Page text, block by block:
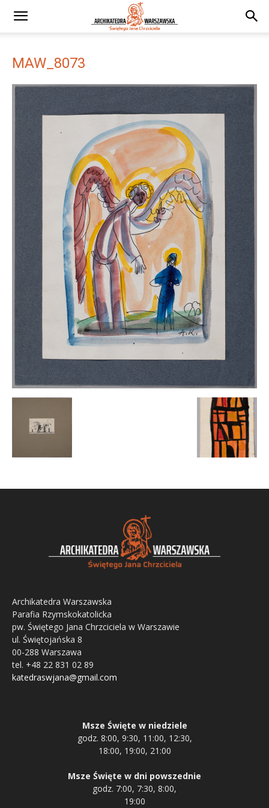
MAW_8073
Archikatedra Warszawska
Parafia Rzymskokatolicka
pw. Świętego Jana Chrzciciela w Warszawie
ul. Świętojańska 8
00-288 Warszawa
tel. +48 22 831 02 89
katedraswjana@gmail.com
Msze Święte w niedziele
godz. 8:00, 9:30, 11:00, 12:30,
18:00, 19:00, 21:00
Msze Święte w dni powszednie
godz. 7:00, 7:30, 8:00,
19:00